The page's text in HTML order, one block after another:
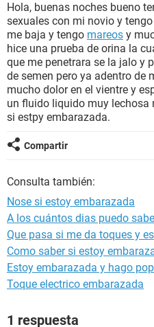
BIENESTAR
SEXUALIDAD
GLOSARIO
Hola, buenas noches bueno
sexuales con mi novio y
me baja y tengo mareos y
hice una prueba de orina la
que me penetrara se la jalo y
de semen pero ya adentro de
mucho dolor en el vientre y
un fluido liquido muy lechosa
si estpy embarazada.
Compartir
Consulta también:
Nose si estoy embarazada
A los cuántos dias puedo
Que pasa si me da toques y
Como saber si estoy
Estoy embarazada y hago
Toque electrico embarazada
1 respuesta